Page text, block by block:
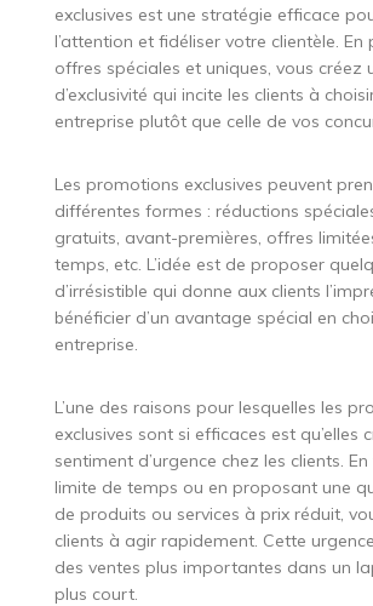
exclusives est une stratégie efficace
l’attention et fidéliser votre clientèle.
offres spéciales et uniques, vous créez
d’exclusivité qui incite les clients à
entreprise plutôt que celle de vos
Les promotions exclusives peuvent
différentes formes : réductions
gratuits, avant-premières, offres
temps, etc. L’idée est de proposer
d’irrésistible qui donne aux clients
bénéficier d’un avantage spécial en
entreprise.
L’une des raisons pour lesquelles les
exclusives sont si efficaces est qu’elles
sentiment d’urgence chez les clients.
limite de temps ou en proposant une
de produits ou services à prix réduit,
clients à agir rapidement. Cette
des ventes plus importantes dans un
plus court.